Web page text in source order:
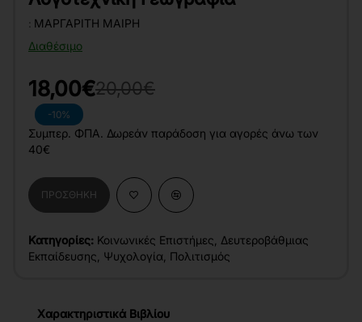
Διαθέσιμο
: ΜΑΡΓΑΡΊΤΗ ΜΑΊΡΗ
-10%
18,00€20,00€
Συμπερ. ΦΠΑ. Δωρεάν παράδοση για αγορές άνω των
40€
ΠΡΟΣΘΉΚΗ
Κατηγορίες: Κοινωνικές Επιστήμες Δευτεροβάθμιας
Εκπαίδευσης Ψυχολογία Πολιτισμός
Χαρακτηριστικά Βιβλίου